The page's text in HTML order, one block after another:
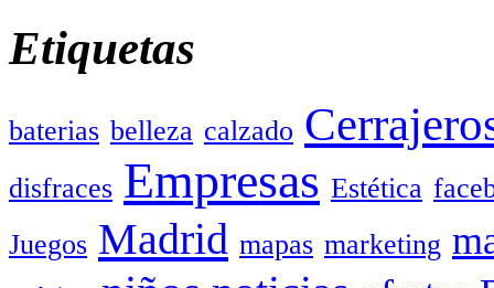
Etiquetas
baterias belleza calzado
disfraces Empresas Estética
Juegos Madrid mapas marketing